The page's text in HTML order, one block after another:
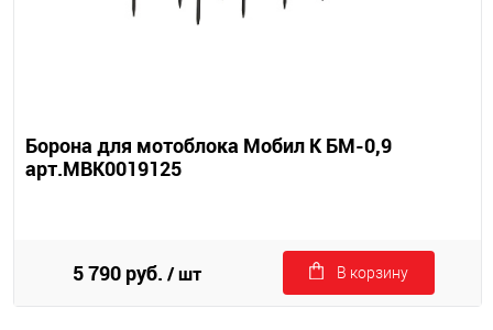
Борона для мотоблока Мобил К БМ-0,9
арт.MBK0019125
5 790 руб. / шт В корзину